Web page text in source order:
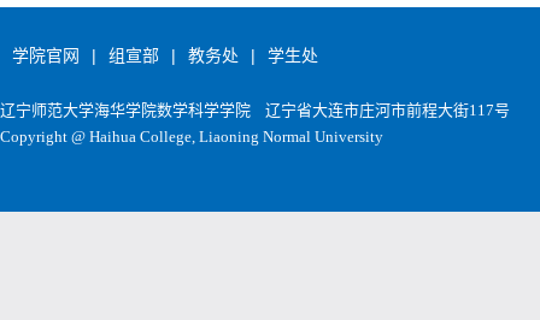
学院官网 | 组宣部 | 教务处 | 学生处
辽宁师范大学海华学院数学科学学院 辽宁省大连市庄河市前程大街117号
Copyright @ Haihua College, Liaoning Normal University